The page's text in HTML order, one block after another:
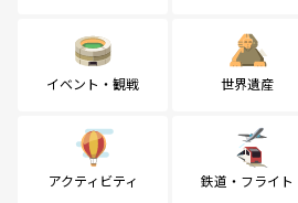
イベント・観戦 世界遺産
アクティビティ 鉄道・フライト